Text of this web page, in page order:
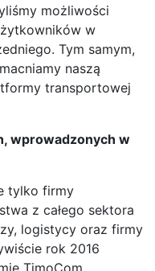
możliwości
w
Tym samym,
naszą
transportowej
wprowadzonych w
tylko firmy
z całego sektora
logistycy oraz firmy
rok 2016
TimoCom.